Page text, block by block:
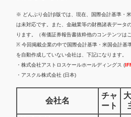
※ どんぶり会計β版では、現在、国際会計基準・
は未対応です。また、金融業等の財務諸表データ
ります。（有価証券報告書抜粋他のコンテンツは
※ 今回掲載企業の中で国際会計基準・米国会計基
を自動作成していない会社は、下記になります。
・株式会社アストロスケールホールディングス (
・アスクル株式会社 (日本)
会社名
チャ
ート